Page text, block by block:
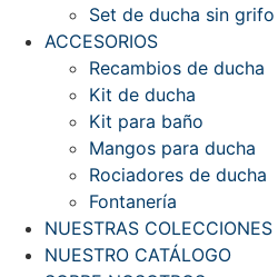
Set de ducha sin grifo
ACCESORIOS
Recambios de ducha
Kit de ducha
Kit para baño
Mangos para ducha
Rociadores de ducha
Fontanería
NUESTRAS COLECCIONES
NUESTRO CATÁLOGO